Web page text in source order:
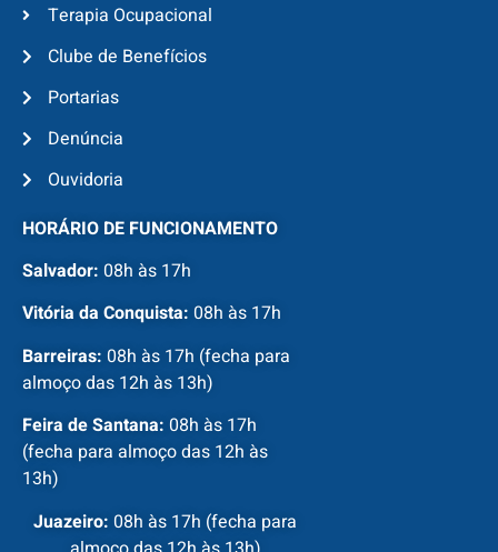
Terapia Ocupacional
Clube de Benefícios
Portarias
Denúncia
Ouvidoria
HORÁRIO DE FUNCIONAMENTO
Salvador: 08h às 17h
Vitória da Conquista: 08h às 17h
Barreiras: 08h às 17h (fecha para
almoço das 12h às 13h)
Feira de Santana: 08h às 17h
(fecha para almoço das 12h às
13h)
Juazeiro: 08h às 17h (fecha para